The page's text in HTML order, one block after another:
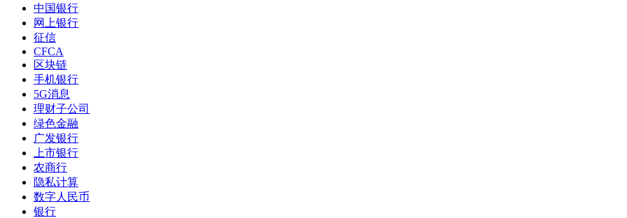
中国银行
网上银行
征信
CFCA
区块链
手机银行
5G消息
理财子公司
绿色金融
广发银行
上市银行
农商行
隐私计算
数字人民币
银行